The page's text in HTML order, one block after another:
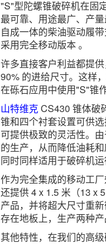
"S"型陀螺锥破碎机在固
最可靠、用途最广、产
自成一体的柴油驱动履
采用完全移动版本 。
许多直接客户利益都提
90% 的进给尺寸。这样
在砾石应用中使用"S"锥
山特维克CS430 锥体破
锥和四个衬套设置可供
可提供极致的灵活性。
的生产，从而降低油耗
同时同样适用于破碎机
作为完全集成的移动工
还提供 4 x 1.5 米（13 x
产品，并将超大尺寸重
存在地板上，生产两种产
其他特性，在我们的高